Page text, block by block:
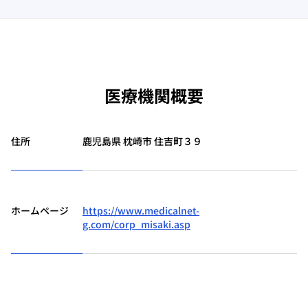
医療機関概要
住所 鹿児島県 枕崎市 住吉町３９
ホームページ
https://www.medicalnet-
g.com/corp_misaki.asp